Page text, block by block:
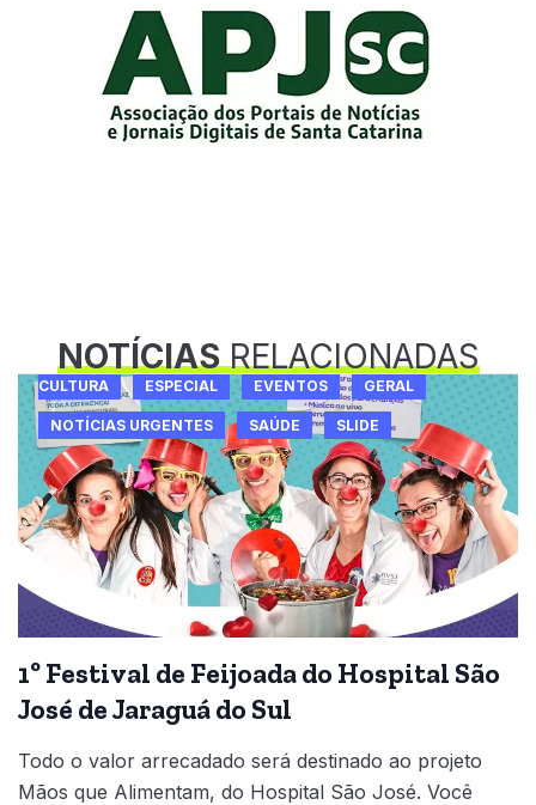
NOTÍCIASRELACIONADAS
CULTURA ESPECIAL EVENTOS GERAL
NOTÍCIAS URGENTES SAÚDE SLIDE
1º Festival de Feijoada do Hospital São
José de Jaraguá do Sul
Todo o valor arrecadado será destinado ao projeto
Mãos que Alimentam, do Hospital São José. Você